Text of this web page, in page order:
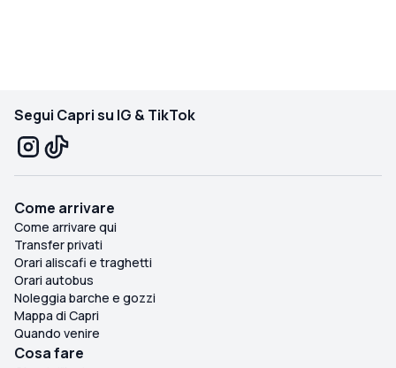
Segui Capri su IG & TikTok
Come arrivare
Come arrivare qui
Transfer privati
Orari aliscafi e traghetti
Orari autobus
Noleggia barche e gozzi
Mappa di Capri
Quando venire
Cosa fare